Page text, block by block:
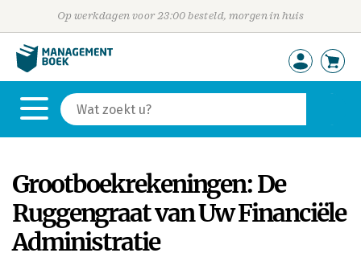
Op werkdagen voor 23:00 besteld, morgen in huis
Grootboekrekeningen: De
Ruggengraat van Uw Financiële
Administratie